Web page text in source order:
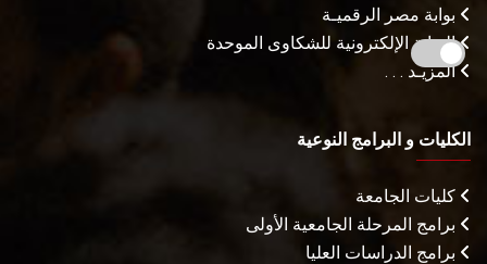
بوابة مصر الرقميـة
البوابة الإلكترونية للشكاوى الموحدة
المزيـد . . .
الكليات و البرامج النوعية
كليات الجامعة
برامج المرحلة الجامعية الأولى
برامج الدراسات العليا